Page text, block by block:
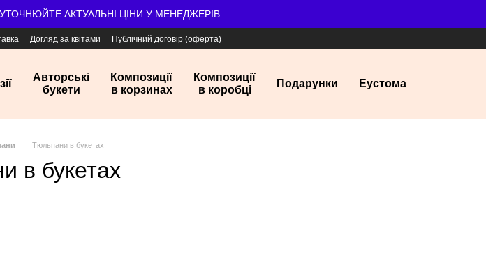
АКТУАЛЬНІ ЦІНИ У МЕНЕДЖЕРІВ
Догляд за квітами Публічний договір (оферта)
Авторські
букети
Композиції
в корзинах
Композиції
в коробці
Подарунки Еустома
Тюльпани в букетах
в букетах